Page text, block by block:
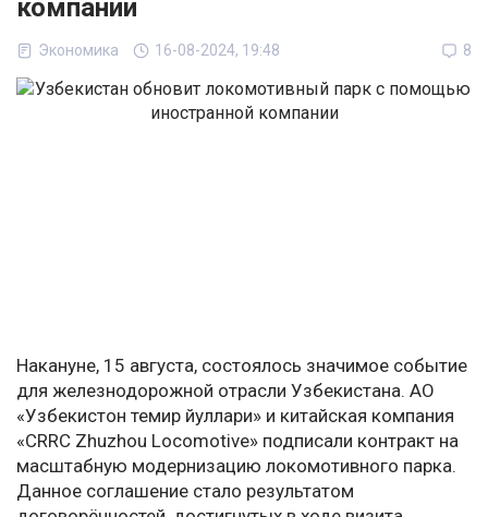
компании
Экономика 16-08-2024, 19:48 8
Накануне, 15 августа, состоялось значимое событие
для железнодорожной отрасли Узбекистана. АО
«Узбекистон темир йуллари» и китайская компания
«CRRC Zhuzhou Locomotive» подписали контракт на
масштабную модернизацию локомотивного парка.
Данное соглашение стало результатом